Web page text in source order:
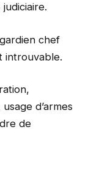
chef
introuvable.
d’armes
de